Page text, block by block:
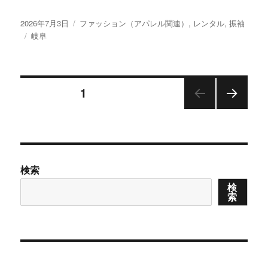
投
稿
2026年7月3日
カ
ー
ファッション（アパレル関連） , レンタル,振袖
タ
岐阜
の
ペ
ー
ジ
1
検索
検
索